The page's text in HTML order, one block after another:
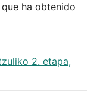
ha obtenido
2. etapa,